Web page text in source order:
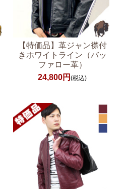
【特価品】革ジャン襟付
きホワイトライン（バッ
ファロー革）
24,800円(税込)